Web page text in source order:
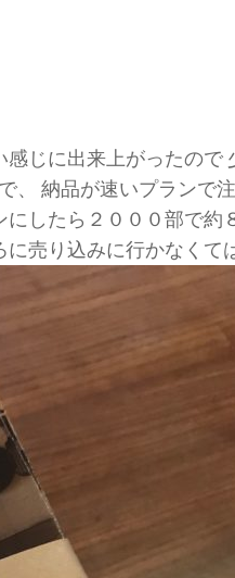
じに出来上がったので
納品が速いプランで
したら２０００部で約
売り込みに行かなくて